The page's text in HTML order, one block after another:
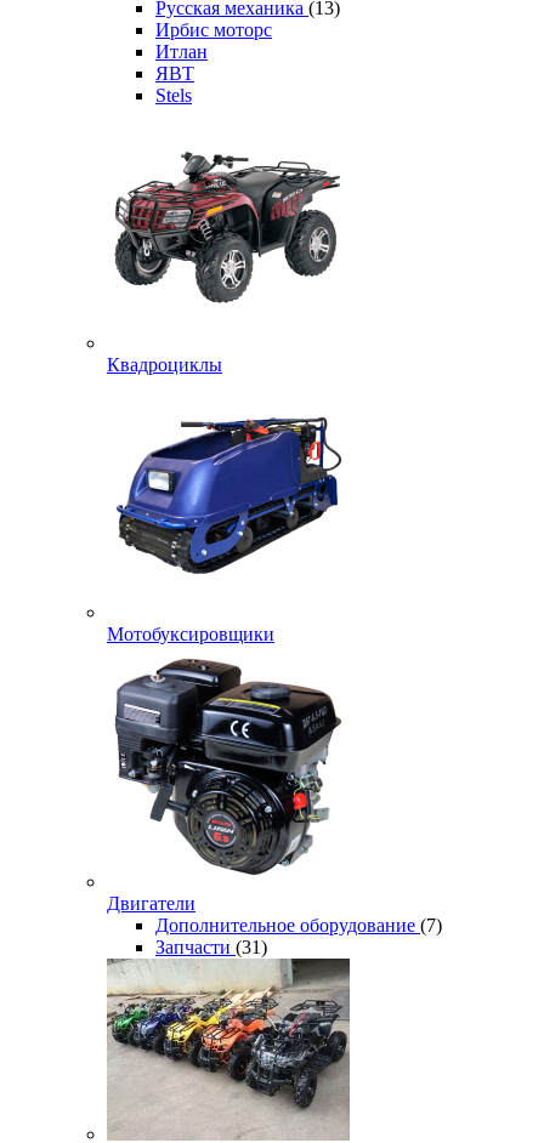
Русская механика (13)
Ирбис моторс
Итлан
ЯВТ
Stels
Квадроциклы
Мотобуксировщики
Двигатели
Дополнительное оборудование (7)
Запчасти (31)